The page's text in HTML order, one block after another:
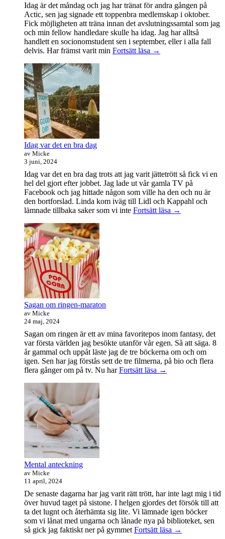
Idag är det måndag och jag har tränat för andra gången på
Actic, sen jag signade ett toppenbra medlemskap i oktober.
Fick möjligheten att träna innan det avslutningssamtal som jag
och min fellow handledare skulle ha idag. Jag har alltså
handlett en socionomstudent sen i september, eller i alla fall
delvis. Har främst varit min Fortsätt läsa Att
→
Idag var det en bra dag
av Micke
3 juni, 2024
Idag var det en bra dag trots att jag varit jättetrött så fick vi en
hel del gjort efter jobbet. Jag lade ut vår gamla TV på
Facebook och jag hittade någon som ville ha den och nu är
den bortforslad. Linda kom iväg till Lidl och Kappahl och
lämnade tillbaka saker som vi inte Fortsätt läsa Idag
→
Sagan om ringen-maraton
av Micke
24 maj, 2024
Sagan om ringen är ett av mina favoritepos inom fantasy, det
var första världen jag besökte utanför vår egen. Så att säga. 8
år gammal och uppåt läste jag de tre böckerna om och om
igen. Sen har jag förstås sett de tre filmerna, på bio och flera
flera gånger om på tv. Nu harFortsätt läsa Sagan
→
Mental anteckning
av Micke
11 april, 2024
De senaste dagarna har jag varit rätt trött, har inte lagt mig i tid
över huvud taget på sistone. I helgen gjordes det försök till att
ta det lugnt och återhämta sig lite. Vi lämnade igen böcker
som vi lånat med ungarna och lånade nya på biblioteket, sen
så gick jag faktiskt ner på gymmet Fortsätt läsa Mental
→